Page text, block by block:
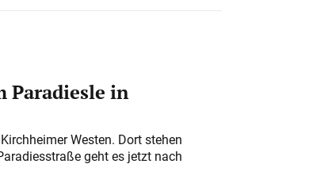
Paradiesle in
Westen. Dort stehen
geht es jetzt nach